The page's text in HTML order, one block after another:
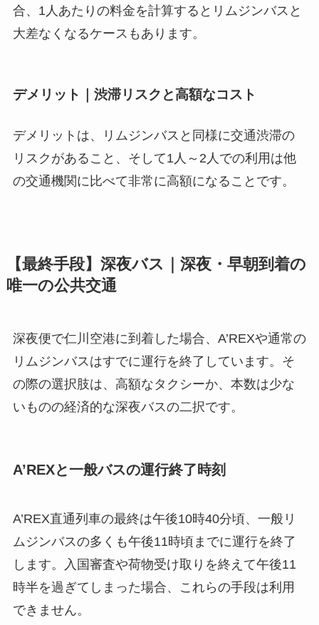
合、1人あたりの料金を計算するとリムジンバスと
大差なくなるケースもあります。
デメリット｜渋滞リスクと高額なコスト
デメリットは、リムジンバスと同様に交通渋滞の
リスクがあること、そして1人～2人での利用は他
の交通機関に比べて非常に高額になることです。
【最終手段】深夜バス｜深夜・早朝到着の
唯一の公共交通
深夜便で仁川空港に到着した場合、A’REXや通常の
リムジンバスはすでに運行を終了しています。そ
の際の選択肢は、高額なタクシーか、本数は少な
いものの経済的な深夜バスの二択です。
A’REXと一般バスの運行終了時刻
A’REX直通列車の最終は午後10時40分頃、一般リ
ムジンバスの多くも午後11時頃までに運行を終了
します。入国審査や荷物受け取りを終えて午後11
時半を過ぎてしまった場合、これらの手段は利用
できません。